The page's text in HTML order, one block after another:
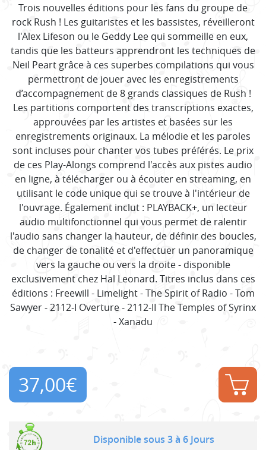
Trois nouvelles éditions pour les fans du groupe de
rock Rush ! Les guitaristes et les bassistes, réveilleront
l'Alex Lifeson ou le Geddy Lee qui sommeille en eux,
tandis que les batteurs apprendront les techniques de
Neil Peart grâce à ces superbes compilations qui vous
permettront de jouer avec les enregistrements
d’accompagnement de 8 grands classiques de Rush !
Les partitions comportent des transcriptions exactes,
approuvées par les artistes et basées sur les
enregistrements originaux. La mélodie et les paroles
sont incluses pour chanter vos tubes préférés. Le prix
de ces Play-Alongs comprend l'accès aux pistes audio
en ligne, à télécharger ou à écouter en streaming, en
utilisant le code unique qui se trouve à l'intérieur de
l'ouvrage. Également inclut : PLAYBACK+, un lecteur
audio multifonctionnel qui vous permet de ralentir
l'audio sans changer la hauteur, de définir des boucles,
de changer de tonalité et d'effectuer un panoramique
vers la gauche ou vers la droite - disponible
exclusivement chez Hal Leonard. Titres inclus dans ces
éditions : Freewill - Limelight - The Spirit of Radio - Tom
Sawyer - 2112-I Overture - 2112-II The Temples of Syrinx
- Xanadu
37,00€
Disponible sous 3 à 6 Jours